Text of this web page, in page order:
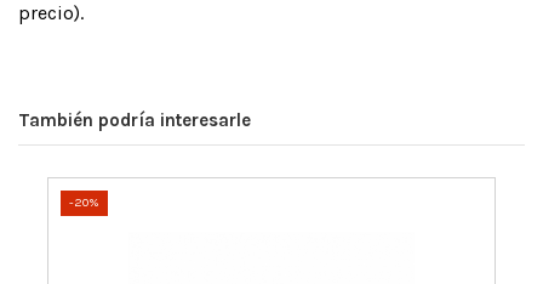
precio).
También podría interesarle
-20%